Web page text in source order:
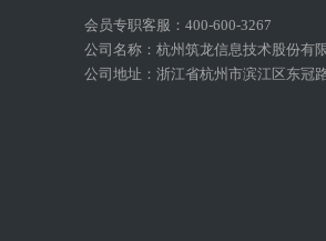
会员专职客服：400-600-3267
公司名称：杭州筑龙信息技术股份有
公司地址：浙江省杭州市滨江区东冠